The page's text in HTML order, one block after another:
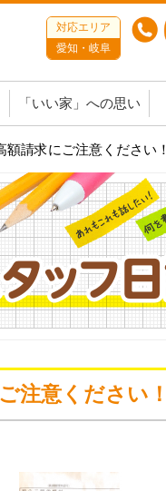
対応エリア
愛知・岐阜
「いい家」への思い
額請求にご注意ください！
注意ください！